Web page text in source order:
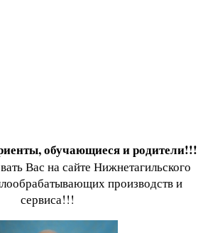
обучающиеся и родители!!!
Вас на сайте Нижнетагильского
производств и
сервиса!!!